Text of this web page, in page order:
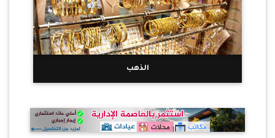
الذهب